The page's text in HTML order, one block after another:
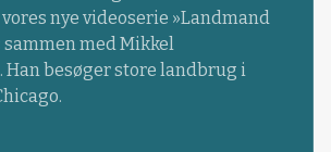
nye videoserie »Landmand
med Mikkel
Han besøger store landbrug i